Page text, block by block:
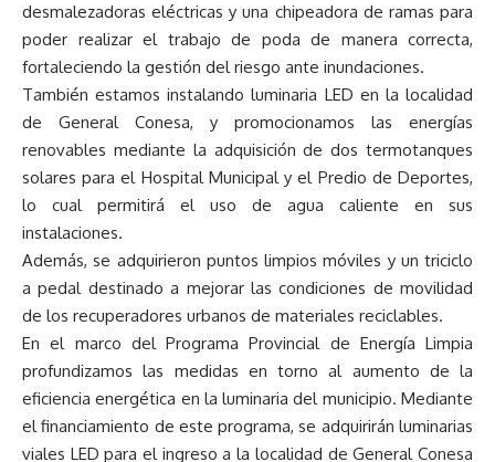
desmalezadoras eléctricas y una chipeadora de ramas para
poder realizar el trabajo de poda de manera correcta,
fortaleciendo la gestión del riesgo ante inundaciones.
También estamos instalando luminaria LED en la localidad
de General Conesa, y promocionamos las energías
renovables mediante la adquisición de dos termotanques
solares para el Hospital Municipal y el Predio de Deportes,
lo cual permitirá el uso de agua caliente en sus
instalaciones.
Además, se adquirieron puntos limpios móviles y un triciclo
a pedal destinado a mejorar las condiciones de movilidad
de los recuperadores urbanos de materiales reciclables.
En el marco del Programa Provincial de Energía Limpia
profundizamos las medidas en torno al aumento de la
eficiencia energética en la luminaria del municipio. Mediante
el financiamiento de este programa, se adquirirán luminarias
viales LED para el ingreso a la localidad de General Conesa